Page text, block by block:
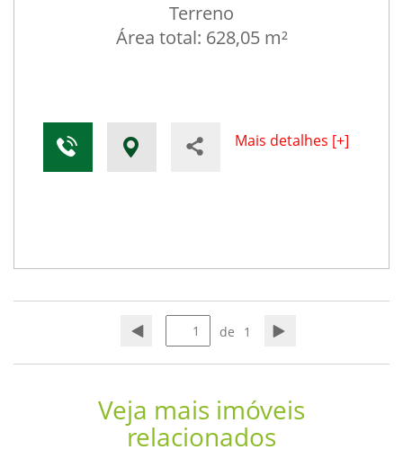
Terreno
Área total: 628,05 m²
Mais detalhes [+]
de 1
Veja mais imóveis
relacionados